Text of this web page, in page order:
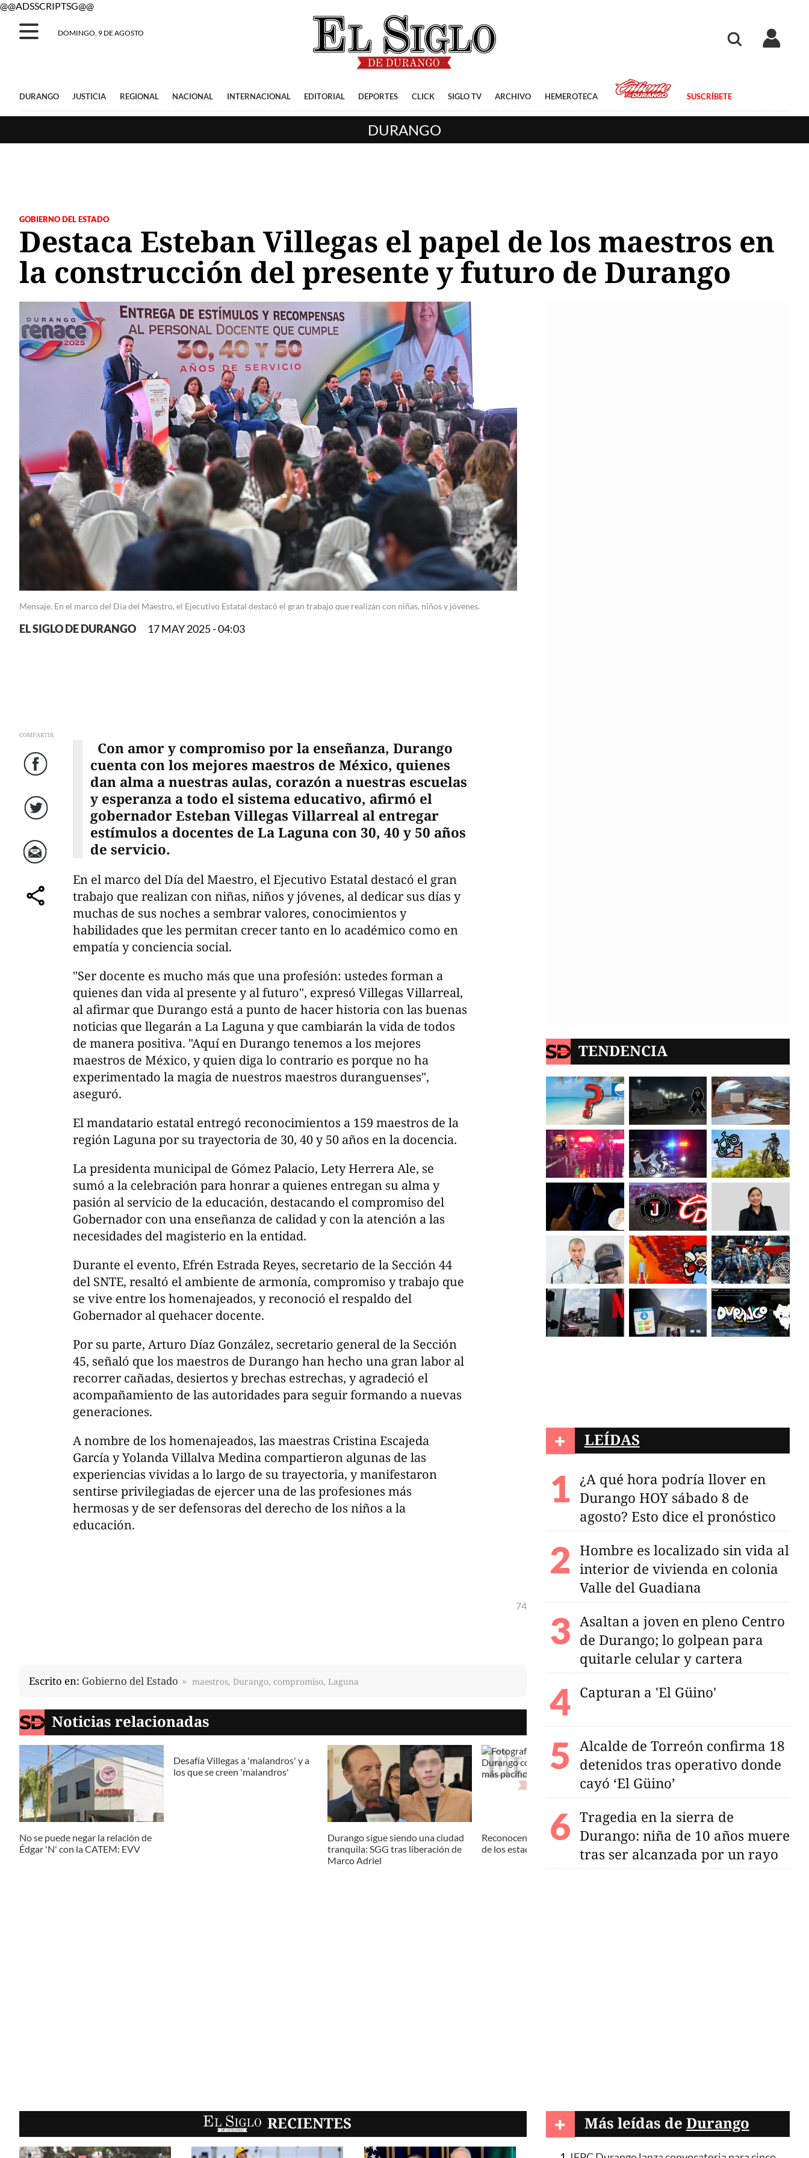
@@ADSSCRIPTSG@@
DOMINGO, 9 DE AGOSTO
DURANGO JUSTICIA REGIONAL NACIONAL INTERNACIONAL EDITORIAL DEPORTES CLICK SIGLO TV ARCHIVO HEMEROTECA SUSCRÍBETE
DURANGO
GOBIERNO DEL ESTADO
Destaca Esteban Villegas el papel de los maestros en
la construcción del presente y futuro de Durango
Mensaje. En el marco del Día del Maestro, el Ejecutivo Estatal destacó el gran trabajo que realizan con niñas, niños y jóvenes.
EL SIGLO DE DURANGO 17 MAY 2025 - 04:03
COMPARTIR
Facebook
Twitter
Correo
comparte
Con amor y compromiso por la enseñanza, Durango
cuenta con los mejores maestros de México, quienes
dan alma a nuestras aulas, corazón a nuestras escuelas
y esperanza a todo el sistema educativo, afirmó el
gobernador Esteban Villegas Villarreal al entregar
estímulos a docentes de La Laguna con 30, 40 y 50 años
de servicio.
En el marco del Día del Maestro, el Ejecutivo Estatal destacó el gran
trabajo que realizan con niñas, niños y jóvenes, al dedicar sus días y
muchas de sus noches a sembrar valores, conocimientos y
habilidades que les permitan crecer tanto en lo académico como en
empatía y conciencia social.
"Ser docente es mucho más que una profesión: ustedes forman a
quienes dan vida al presente y al futuro", expresó Villegas Villarreal,
al afirmar que Durango está a punto de hacer historia con las buenas
noticias que llegarán a La Laguna y que cambiarán la vida de todos
de manera positiva. "Aquí en Durango tenemos a los mejores
maestros de México, y quien diga lo contrario es porque no ha
experimentado la magia de nuestros maestros duranguenses",
aseguró.
El mandatario estatal entregó reconocimientos a 159 maestros de la
región Laguna por su trayectoria de 30, 40 y 50 años en la docencia.
La presidenta municipal de Gómez Palacio, Lety Herrera Ale, se
sumó a la celebración para honrar a quienes entregan su alma y
pasión al servicio de la educación, destacando el compromiso del
Gobernador con una enseñanza de calidad y con la atención a las
necesidades del magisterio en la entidad.
Durante el evento, Efrén Estrada Reyes, secretario de la Sección 44
del SNTE, resaltó el ambiente de armonía, compromiso y trabajo que
se vive entre los homenajeados, y reconoció el respaldo del
Gobernador al quehacer docente.
Por su parte, Arturo Díaz González, secretario general de la Sección
45, señaló que los maestros de Durango han hecho una gran labor al
recorrer cañadas, desiertos y brechas estrechas, y agradeció el
acompañamiento de las autoridades para seguir formando a nuevas
generaciones.
A nombre de los homenajeados, las maestras Cristina Escajeda
García y Yolanda Villalva Medina compartieron algunas de las
experiencias vividas a lo largo de su trayectoria, y manifestaron
sentirse privilegiadas de ejercer una de las profesiones más
hermosas y de ser defensoras del derecho de los niños a la
educación.
74
Escrito en: Gobierno del Estado maestros, Durango, compromiso, Laguna
Noticias relacionadas
No se puede negar la relación de
Édgar 'N' con la CATEM: EVV
Desafía Villegas a 'malandros' y a
los que se creen 'malandros'
Durango sigue siendo una ciudad
tranquila: SGG tras liberación de
Marco Adriel
Reconocen a Durango como uno
de los estados más pacíficos
TENDENCIA
+ LEÍDAS
¿A qué hora podría llover en
Durango HOY sábado 8 de
agosto? Esto dice el pronóstico
Hombre es localizado sin vida al
interior de vivienda en colonia
Valle del Guadiana
Asaltan a joven en pleno Centro
de Durango; lo golpean para
quitarle celular y cartera
Capturan a 'El Güino'
Alcalde de Torreón confirma 18
detenidos tras operativo donde
cayó ‘El Güino’
Tragedia en la sierra de
Durango: niña de 10 años muere
tras ser alcanzada por un rayo
EL SIGLO RECIENTES + Más leídas de Durango